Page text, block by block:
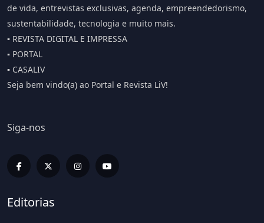
de vida, entrevistas exclusivas, agenda, empreendedorismo,
sustentabilidade, tecnologia e muito mais.
▪️ REVISTA DIGITAL E IMPRESSA
▪️ PORTAL
▪️ CASALIV
Seja bem vindo(a) ao Portal e Revista LiV!
Siga-nos
Editorias